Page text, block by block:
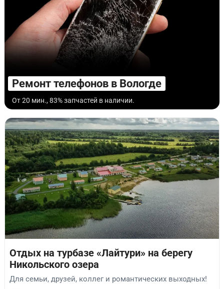
Ремонт телефонов в Вологде
От 20 мин., 83% запчастей в наличии.
Отдых на турбазе «Лайтури» на берегу
Никольского озера
Для семьи, друзей, коллег и романтических выходных!